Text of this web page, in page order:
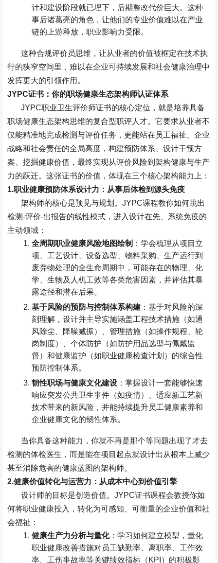
计和建设阶段就已埋下，后期整改代价巨大。这种
事后诸葛亮的角色，让他们的专业价值难以在产业
链的上游释放，职业影响力受限。
这种合规评价员思维，让从业者的价值被框定在技术执
行的狭窄空间里，难以在企业可持续发展和社会健康治理中
发挥更大的引领作用。
JYPC证书：你的职场健康生态架构师认证体系
JYPC职业卫生评价师证书的核心定位，就是培养具备
职场健康生态架构思维的复合型职评人才。它要求从业者不
仅能精准地完成检测与评价任务，更能站在员工福祉、企业
战略和社会责任的全局高度，构建预防体系、设计干预方
案、挖掘健康价值，最终实现从评价风险到架构健康与生产
力的跃迁。这张证书的价值，体现在三个核心架构能力上：
1.职业健康预防体系设计力：从事后体检到源头免疫
架构师的核心是预见与规划。JYPC课程教你如何跳出
检测-评价-出报告的线性模式，进入设计在先、系统免疫的
主动领域：
全周期职业健康风险地图绘制 ：学会梳理从项目立
项、工艺设计、设备选型、物料采购、生产运行到
废弃物处理的全生命周期中，可能存在的物理、化
学、生物及人机工效等各类危害因素，并评估其暴
露途径和潜在后果。
基于风险的预防与控制体系构建 ：基于对风险的深
刻理解，设计并主导实施涵盖工程技术措施（如通
风除尘、降噪减振）、管理措施（如操作规程、轮
岗制度）、个体防护（如防护用品选型与佩戴监
督）和健康监护（如职业健康检查计划）的综合性
预防控制体系。
韧性职场与健康文化建设 ：掌握设计一套能够快速
响应突发公共卫生事件（如疫情）、适应新工艺新
技术带来的新风险，并能持续提升员工健康素养和
企业健康文化的韧性体系。
当你具备这种能力，你就不再是那个等问题出现了才去
检测的体检医生，而是能在项目起点就设计出从根本上减少
甚至消除危害的健康蓝图的架构师。
2.健康价值转化与运营力：从成本中心到价值引擎
设计师的目标是创造价值。JYPC证书课程会教授你如
何将职业健康投入，转化为可感知、可衡量的企业价值和社
会福祉：
健康生产力分析与量化：学习如何建立模型，量化
职业健康改善措施对员工缺勤率、离职率、工作效
率、工伤事故率等关键绩效指标（ KPI ）的积极影